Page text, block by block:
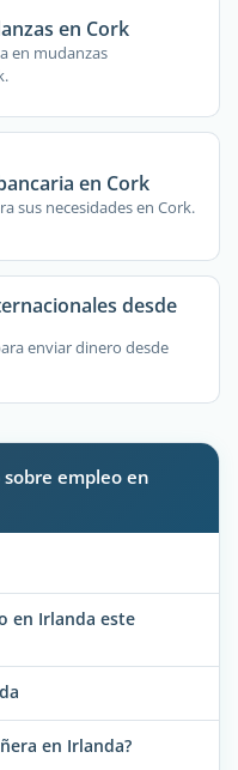
en Cork
en mudanzas
en Cork
sus necesidades en Cork.
desde
enviar dinero desde
empleo en
en Irlanda este
en Irlanda?